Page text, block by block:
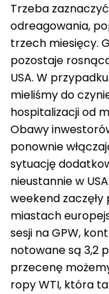
Trzeba
odreagowania,
trzech miesięcy.
pozostaje
USA. W
mieliśmy do
hospitalizacji od
Obawy
ponownie
sytuację
nieustannie w
weekend
miastach
sesji na GPW,
notowane są 3,2
przecenę
ropy WTI, która